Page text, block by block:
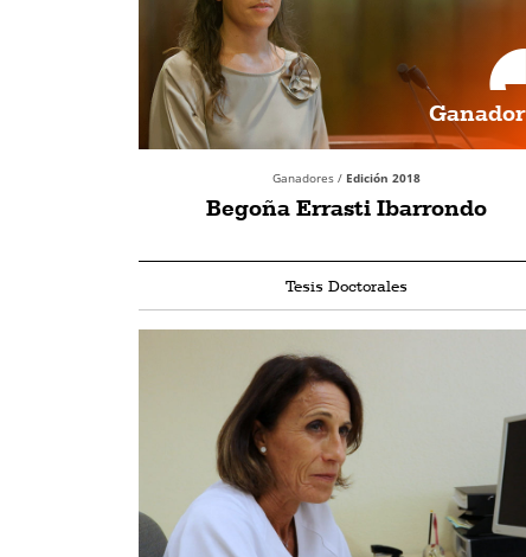
Ganador
Ganadores / Edición 2018
Begoña Errasti Ibarrondo
Tesis Doctorales